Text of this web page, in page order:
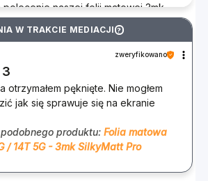
polecenie naszej folii matowej 3mk
Twoje oczekiwania i mamy
będzie się świetnie sprawdzać.
pytania lub potrzebujesz
W TRAKCIE MEDIACJI ?
zweryfikowano
3
otrzymałem pęknięte. Nie mogłem
jak się sprawuje się na ekranie
produktu: Folia matowa
/ 14T 5G - 3mk SilkyMatt Pro